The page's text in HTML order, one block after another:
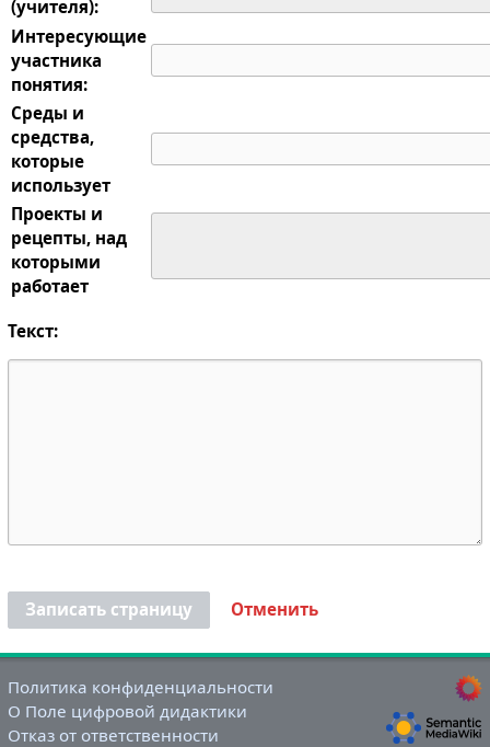
(учителя):
Интересующие
участника
понятия:
Среды и
средства,
которые
использует
Проекты и
рецепты, над
которыми
работает
Текст:
Записать страницу Отменить
Политика конфиденциальности
О Поле цифровой дидактики
Отказ от ответственности